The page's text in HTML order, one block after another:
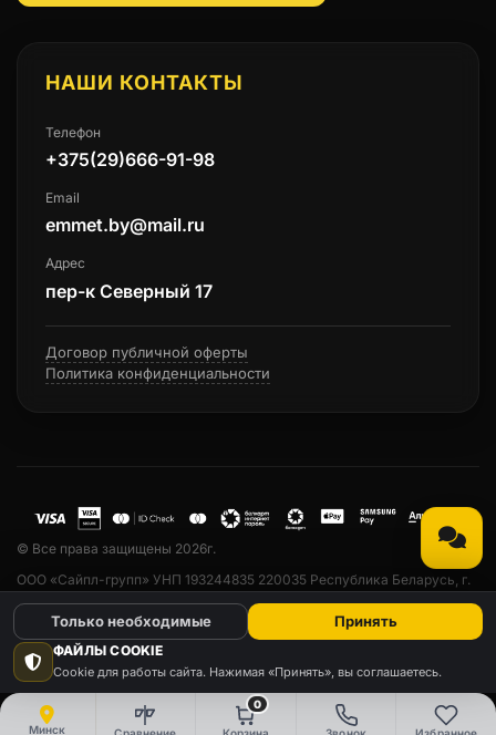
Минск Сравнение
0
Корзина Звонок Избранное
НАШИ КОНТАКТЫ
Телефон
+375(29)666-91-98
Email
emmet.by@mail.ru
Адрес
пер-к Северный 17
Договор публичной оферты
Политика конфиденциальности
© Все права защищены 2026г.
ООО «Сайпл-групп» УНП 193244835 220035 Республика Беларусь, г.
Минск, ул. Тарханова, 13а, пом. 33. Свидетельство о государственной
регистрации № 193244835 от 23.04.2019 выдано Минским
горисполкомом. Дата регистрации в Торговом реестре РБ № 530742
от 24.03.2022 г. Email: emmet.by@mail.ru
ФАЙЛЫ COOKIE
Cookie для работы сайта. Нажимая «Принять», вы соглашаетесь.
Только необходимые Принять